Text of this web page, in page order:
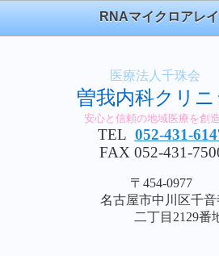
RNAマイクロアレ
医療法人千珠会
曽我内科クリニ
安心と信頼の地域医療を創
TEL 052-431-
FAX 052-431-
〒454-0977
名古屋市中川区千
二丁目2129